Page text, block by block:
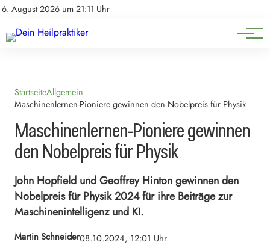
6. August 2026 um 21:11 Uhr
Impressum
Natürliche Medizin
Heilpflanzen & Kräuterkunde
StartseiteAllgemein
Maschinenlernen-Pioniere gewinnen den Nobelpreis für Physik
Maschinenlernen-Pioniere gewinnen
den Nobelpreis für Physik
John Hopfield und Geoffrey Hinton gewinnen den
Nobelpreis für Physik 2024 für ihre Beiträge zur
Maschinenintelligenz und KI.
Martin Schneider08.10.2024, 12:01 Uhr